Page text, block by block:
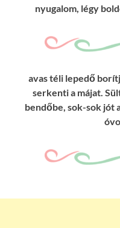
nyugalom, légy
avas téli lepedő
serkenti a májat.
bendőbe, sok-sok jót